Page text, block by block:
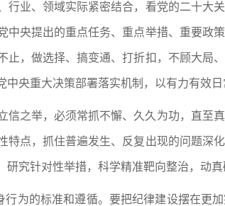
业、领域实际紧密结合，看党的二十大
央提出的重点任务、重点举措、重要政
，做选择、搞变通、打折扣，不顾大局
央重大决策部署落实机制，以有力有效日
之举，必须常抓不懈、久久为功，直至
点，抓住普遍发生、反复出现的问题深
究针对性举措，科学精准靶向整治，动真
为的标准和遵循。要把纪律建设摆在更